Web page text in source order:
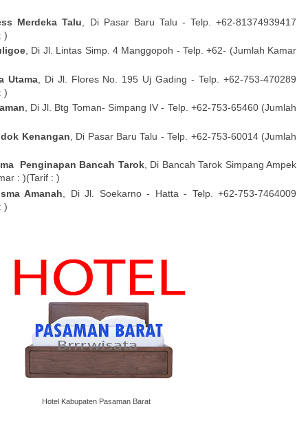
Merdeka Talu , Di Pasar Baru Talu - Telp. +62-81374939417
)
, Di Jl. Lintas Simp. 4 Manggopoh - Telp. +62- (Jumlah Kamar
Utama, Di Jl. Flores No. 195 Uj Gading - Telp. +62-753-470289
)
, DiJl. Btg Toman- Simpang IV - Telp. +62-753-65460(Jumlah
Kenangan , Di Pasar Baru Talu - Telp. +62-753-60014(Jumlah
Penginapan Bancah Tarok, Di Bancah Tarok Simpang Ampek
: )(Tarif : )
Amanah , Di Jl. Soekarno - Hatta - Telp. +62-753-7464009
)
Hotel Kabupaten Pasaman Barat